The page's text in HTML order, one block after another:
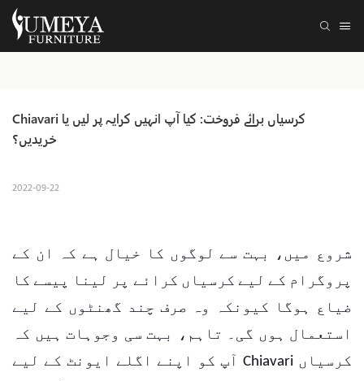
Chiavari کرسیاں برائے فروخت: کیا آپ انہیں کرایہ پر لیں یا
خریدیں؟
2022-09-22
شروع میں، بہت سے لوگوں کا خیال ہے کہ ان کے
پروگرام کے لیے کرسیاں کرائے پر لینا پیسے کا
ضیاع ہوگا کیونکہ وہ صرف چند گھنٹوں کے لیے
استعمال ہوں گی۔ تاہم، بہت سی وجوہات ہیں کہ
آپ کو اپنے اگلے ایونٹ کے لیے Chiavari کرسیاں